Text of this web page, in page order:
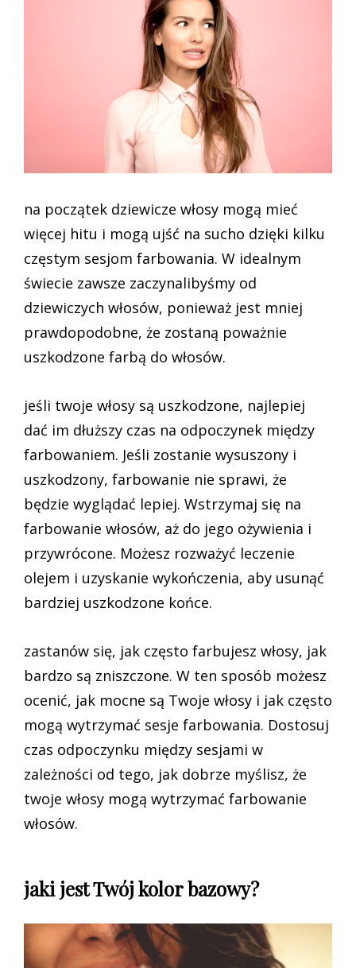
na początek dziewicze włosy mogą mieć
więcej hitu i mogą ujść na sucho dzięki kilku
częstym sesjom farbowania. W idealnym
świecie zawsze zaczynalibyśmy od
dziewiczych włosów, ponieważ jest mniej
prawdopodobne, że zostaną poważnie
uszkodzone farbą do włosów.
jeśli twoje włosy są uszkodzone, najlepiej
dać im dłuższy czas na odpoczynek między
farbowaniem. Jeśli zostanie wysuszony i
uszkodzony, farbowanie nie sprawi, że
będzie wyglądać lepiej. Wstrzymaj się na
farbowanie włosów, aż do jego ożywienia i
przywrócone. Możesz rozważyć leczenie
olejem i uzyskanie wykończenia, aby usunąć
bardziej uszkodzone końce.
zastanów się, jak często farbujesz włosy, jak
bardzo są zniszczone. W ten sposób możesz
ocenić, jak mocne są Twoje włosy i jak często
mogą wytrzymać sesje farbowania. Dostosuj
czas odpoczynku między sesjami w
zależności od tego, jak dobrze myślisz, że
twoje włosy mogą wytrzymać farbowanie
włosów.
jaki jest Twój kolor bazowy?